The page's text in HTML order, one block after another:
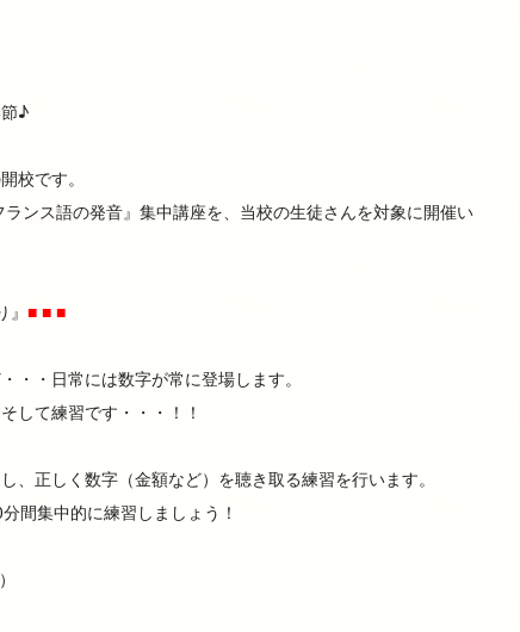
♪
校です。
ンス語の発音』集中講座を、当校の生徒さんを対象に開催い
■ ■ ■
・・日常には数字が常に登場します。
して練習です・・・！！
、正しく数字（金額など）を聴き取る練習を行います。
間集中的に練習しましょう！